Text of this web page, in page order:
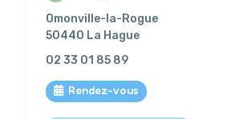
Omonville-la-Rogue
50440 La Hague
02 33 01 85 89
Rendez-vous